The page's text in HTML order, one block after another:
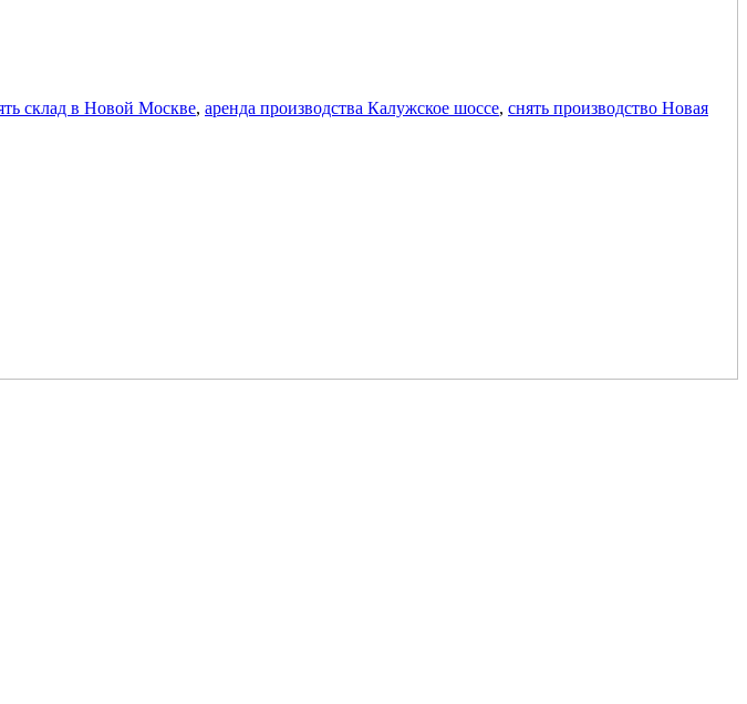
склад в Новой Москве, аренда производства Калужское шоссе, снять производство Новая